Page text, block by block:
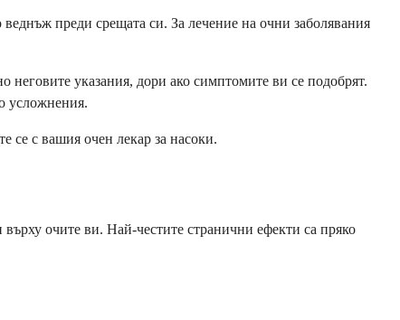
преди срещата си. За лечение на очни заболявания
указания, дори ако симптомите ви се подобрят.
усложнения.
се с вашия очен лекар за насоки.
очите ви. Най-честите странични ефекти са пряко